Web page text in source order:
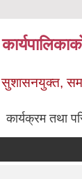
कार्यक्रम तथा